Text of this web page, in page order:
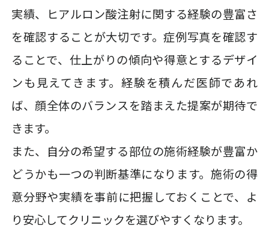
実績、ヒアルロン酸注射に関する経験の豊富さ
を確認することが大切です。症例写真を確認す
ることで、仕上がりの傾向や得意とするデザイ
ンも見えてきます。経験を積んだ医師であれ
ば、顔全体のバランスを踏まえた提案が期待で
きます。
また、自分の希望する部位の施術経験が豊富か
どうかも一つの判断基準になります。施術の得
意分野や実績を事前に把握しておくことで、よ
り安心してクリニックを選びやすくなります。